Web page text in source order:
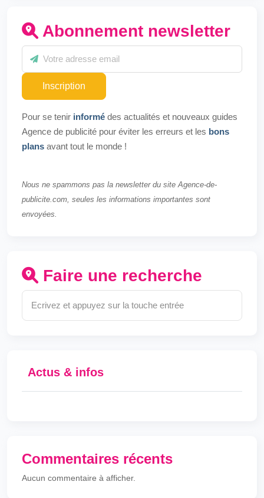
Abonnement newsletter
Inscription
Pour se tenir informé des actualités et nouveaux guides
Agence de publicité pour éviter les erreurs et les bons
plans avant tout le monde !
Nous ne spammons pas la newsletter du site Agence-de-
publicite.com, seules les informations importantes sont
envoyées.
Faire une recherche
Actus & infos
Commentaires récents
Aucun commentaire à afficher.